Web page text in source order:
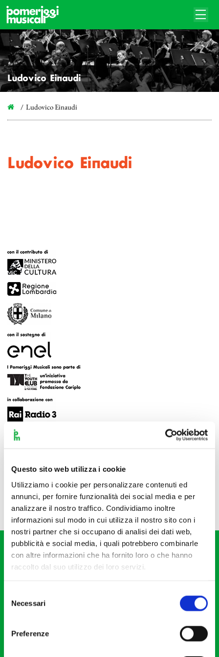
Questo sito web utilizza i cookie
Utilizziamo i cookie per personalizzare contenuti ed
annunci, per fornire funzionalità dei social media e per
analizzare il nostro traffico. Condividiamo inoltre
informazioni sul modo in cui utilizza il nostro sito con i
nostri partner che si occupano di analisi dei dati web,
pubblicità e social media, i quali potrebbero combinarle
con altre informazioni che ha fornito loro o che hanno
raccolto dal suo utilizzo dei loro servizi.
delNecessari
Preferenze
Ludovico Einaudi
Ludovico Einaudi
Ludovico Einaudi
Fondazione I Pomeriggi Musicali
Partita Iva 04410060158